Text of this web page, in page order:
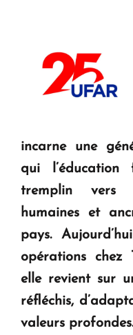
incarne une
qui
tremplin vers
humaines et
pays.
opérations chez
elle revient sur
réfléchis,
valeurs profondes.